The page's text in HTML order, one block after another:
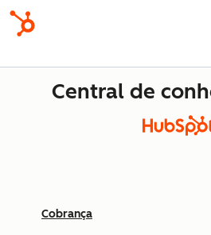
Central de
Cobrança